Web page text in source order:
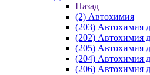
Назад
(2) Автохимия
(203) Автохимия
(202) Автохимия
(205) Автохимия
(204) Автохимия
(206) Автохимия